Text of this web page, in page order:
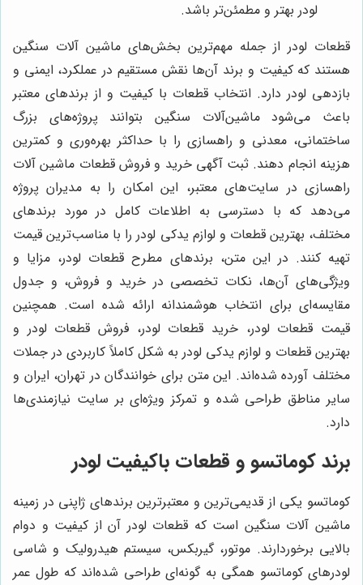
لودر بهتر و مطمئن‌تر باشد.
قطعات لودر از جمله مهم‌ترین بخش‌های ماشین آلات سنگین
هستند که کیفیت و برند آن‌ها نقش مستقیم در عملکرد، ایمنی و
بازدهی لودر دارد. انتخاب قطعات با کیفیت و از برندهای معتبر
باعث می‌شود ماشین‌آلات سنگین بتوانند پروژه‌های بزرگ
ساختمانی، معدنی و راهسازی را با حداکثر بهره‌وری و کمترین
هزینه انجام دهند. ثبت آگهی خرید و فروش قطعات ماشین آلات
راهسازی در سایت‌های معتبر، این امکان را به مدیران پروژه
می‌دهد که با دسترسی به اطلاعات کامل در مورد برندهای
مختلف، بهترین قطعات و لوازم یدکی لودر را با مناسب‌ترین قیمت
تهیه کنند. در این متن، برندهای مطرح قطعات لودر، مزایا و
ویژگی‌های آن‌ها، نکات تخصصی در خرید و فروش، و جدول
مقایسه‌ای برای انتخاب هوشمندانه ارائه شده است. همچنین
قیمت قطعات لودر، خرید قطعات لودر، فروش قطعات لودر و
بهترین قطعات و لوازم یدکی لودر به شکل کاملاً کاربردی در جملات
مختلف آورده شده‌اند. این متن برای خوانندگان در تهران، ایران و
سایر مناطق طراحی شده و تمرکز ویژه‌ای بر سایت نیازمندی‌ها
دارد.
برند کوماتسو و قطعات باکیفیت لودر
کوماتسو یکی از قدیمی‌ترین و معتبرترین برندهای ژاپنی در زمینه
ماشین آلات سنگین است که قطعات لودر آن از کیفیت و دوام
بالایی برخوردارند. موتور، گیربکس، سیستم هیدرولیک و شاسی
لودرهای کوماتسو همگی به گونه‌ای طراحی شده‌اند که طول عمر